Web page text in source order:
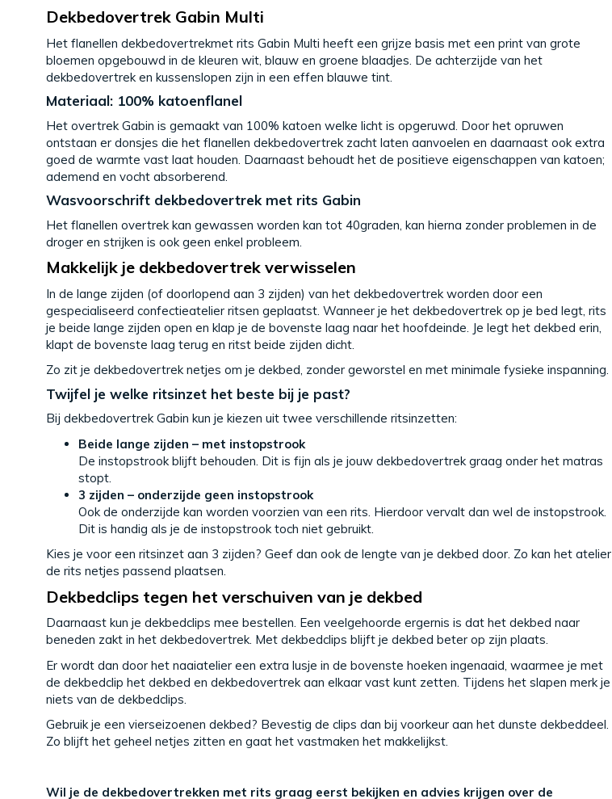
Dekbedovertrek Gabin Multi
Het flanellen dekbedovertrekmet rits Gabin Multi heeft een grijze basis met een print van grote
bloemen opgebouwd in de kleuren wit, blauw en groene blaadjes. De achterzijde van het
dekbedovertrek en kussenslopen zijn in een effen blauwe tint.
Materiaal: 100% katoenflanel
Het overtrek Gabin is gemaakt van 100% katoen welke licht is opgeruwd. Door het opruwen
ontstaan er donsjes die het flanellen dekbedovertrek zacht laten aanvoelen en daarnaast ook extra
goed de warmte vast laat houden. Daarnaast behoudt het de positieve eigenschappen van katoen;
ademend en vocht absorberend.
Wasvoorschrift dekbedovertrek met rits Gabin
Het flanellen overtrek kan gewassen worden kan tot 40graden, kan hierna zonder problemen in de
droger en strijken is ook geen enkel probleem.
Makkelijk je dekbedovertrek verwisselen
In de lange zijden (of doorlopend aan 3 zijden) van het dekbedovertrek worden door een
gespecialiseerd confectieatelier ritsen geplaatst. Wanneer je het dekbedovertrek op je bed legt, rits
je beide lange zijden open en klap je de bovenste laag naar het hoofdeinde. Je legt het dekbed erin,
klapt de bovenste laag terug en ritst beide zijden dicht.
Zo zit je dekbedovertrek netjes om je dekbed, zonder geworstel en met minimale fysieke inspanning.
Twijfel je welke ritsinzet het beste bij je past?
Bij dekbedovertrek Gabin kun je kiezen uit twee verschillende ritsinzetten:
Beide lange zijden – met instopstrook
De instopstrook blijft behouden. Dit is fijn als je jouw dekbedovertrek graag onder het matras
stopt.
3 zijden – onderzijde geen instopstrook
Ook de onderzijde kan worden voorzien van een rits. Hierdoor vervalt dan wel de instopstrook.
Dit is handig als je de instopstrook toch niet gebruikt.
Kies je voor een ritsinzet aan 3 zijden? Geef dan ook de lengte van je dekbed door. Zo kan het atelier
de rits netjes passend plaatsen.
Dekbedclips tegen het verschuiven van je dekbed
Daarnaast kun je dekbedclips mee bestellen. Een veelgehoorde ergernis is dat het dekbed naar
beneden zakt in het dekbedovertrek. Met dekbedclips blijft je dekbed beter op zijn plaats.
Er wordt dan door het naaiatelier een extra lusje in de bovenste hoeken ingenaaid, waarmee je met
de dekbedclip het dekbed en dekbedovertrek aan elkaar vast kunt zetten. Tijdens het slapen merk je
niets van de dekbedclips.
Gebruik je een vierseizoenen dekbed? Bevestig de clips dan bij voorkeur aan het dunste dekbeddeel.
Zo blijft het geheel netjes zitten en gaat het vastmaken het makkelijkst.
Wil je de dekbedovertrekken met rits graag eerst bekijken en advies krijgen over de